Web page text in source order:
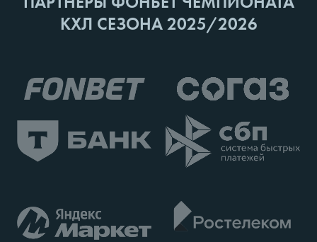
КХЛ СЕЗОНА 2025/2026